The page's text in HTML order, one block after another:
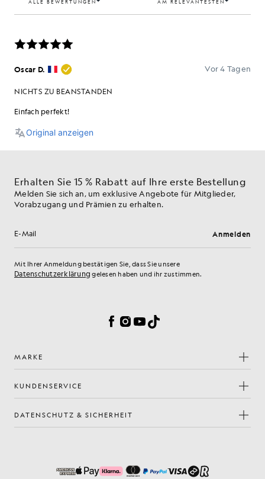
Erhalten Sie 15 % Rabatt auf Ihre erste Bestellung
Melden Sie sich an, um exklusive Angebote für Mitglieder,
Vorabzugang und Prämien zu erhalten.
E-Mail-Adresse Anmelden
Mit Ihrer Anmeldung bestätigen Sie, dass Sie unsere
Datenschutzerklärung gelesen haben und ihr zustimmen.
Facebook
Instagram
YouTube
TikTok
MARKE
KUNDENSERVICE
DATENSCHUTZ & SICHERHEIT